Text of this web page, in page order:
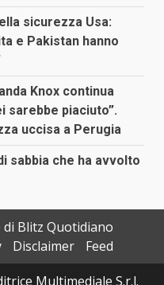
sicurezza Usa:
e Pakistan hanno
Knox continua
sarebbe piaciuto”.
uccisa a Perugia
sabbia che ha avvolto
di Blitz Quotidiano
Disclaimer
Feed
Multimediale S.r.l.